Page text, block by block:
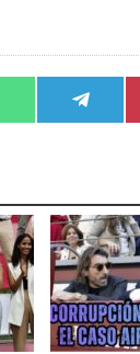
Compartir
en